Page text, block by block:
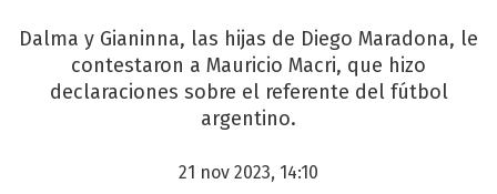
Dalma y Gianinna, las hijas de Diego Maradona, le
contestaron a Mauricio Macri, que hizo
declaraciones sobre el referente del fútbol
argentino.
21 nov 2023, 14:10